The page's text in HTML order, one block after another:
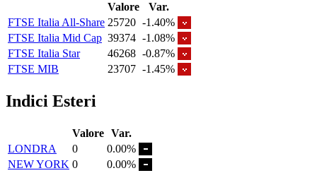
Valore
Var.
FTSE Italia All-Share 25720 -1.40%
FTSE Italia Mid Cap 39374 -1.08%
FTSE Italia Star
46268 -0.87%
FTSE MIB
23707 -1.45%
Indici Esteri
Valore Var.
LONDRA
0
0.00%
NEW YORK 0
0.00%